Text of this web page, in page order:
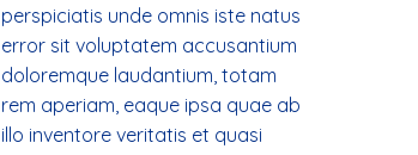
perspiciatis unde omnis iste natus
error sit voluptatem accusantium
doloremque laudantium, totam
rem aperiam, eaque ipsa quae ab
illo inventore veritatis et quasi